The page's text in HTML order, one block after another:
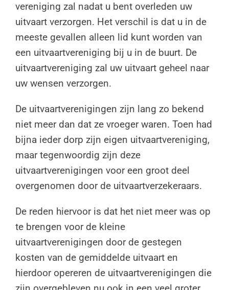
vereniging zal nadat u bent overleden uw
uitvaart verzorgen. Het verschil is dat u in de
meeste gevallen alleen lid kunt worden van
een uitvaartvereniging bij u in de buurt. De
uitvaartvereniging zal uw uitvaart geheel naar
uw wensen verzorgen.
De uitvaartverenigingen zijn lang zo bekend
niet meer dan dat ze vroeger waren. Toen had
bijna ieder dorp zijn eigen uitvaartvereniging,
maar tegenwoordig zijn deze
uitvaartverenigingen voor een groot deel
overgenomen door de uitvaartverzekeraars.
De reden hiervoor is dat het niet meer was op
te brengen voor de kleine
uitvaartverenigingen door de gestegen
kosten van de gemiddelde uitvaart en
hierdoor opereren de uitvaartverenigingen die